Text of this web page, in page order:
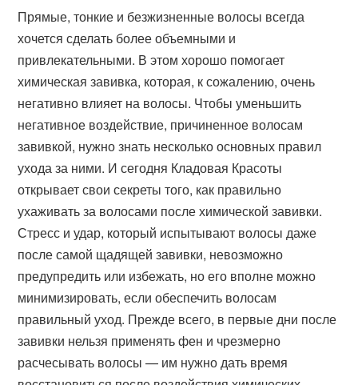
Прямые, тонкие и безжизненные волосы всегда
хочется сделать более объемными и
привлекательными. В этом хорошо помогает
химическая завивка, которая, к сожалению, очень
негативно влияет на волосы. Чтобы уменьшить
негативное воздействие, причиненное волосам
завивкой, нужно знать несколько основных правил
ухода за ними. И сегодня Кладовая Красоты
открывает свои секреты того, как правильно
ухаживать за волосами после химической завивки.
Стресс и удар, который испытывают волосы даже
после самой щадящей завивки, невозможно
предупредить или избежать, но его вполне можно
минимизировать, если обеспечить волосам
правильный уход. Прежде всего, в первые дни после
завивки нельзя применять фен и чрезмерно
расчесывать волосы — им нужно дать время